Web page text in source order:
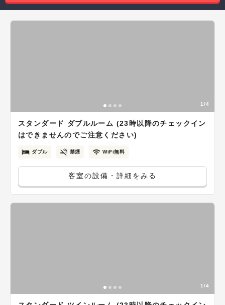
1/4
スタンダード ダブルルーム (23時以降のチェックイン
はできませんのでご注意ください)
ダブル 禁煙 WiFi無料
客室の設備・詳細をみる
1/4